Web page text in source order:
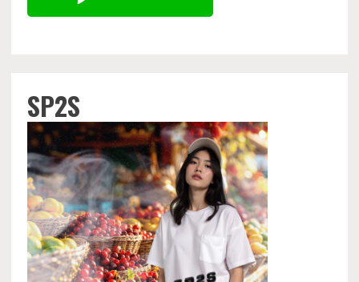
SP2S